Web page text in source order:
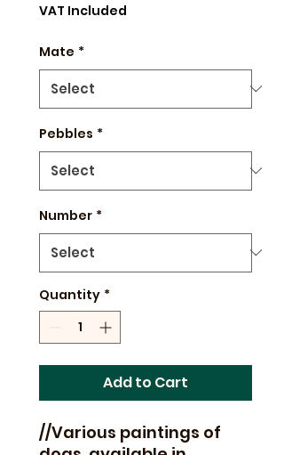
VAT Included
Mate *
Pebbles *
Number *
Quantity *
Add to Cart
//Various paintings of